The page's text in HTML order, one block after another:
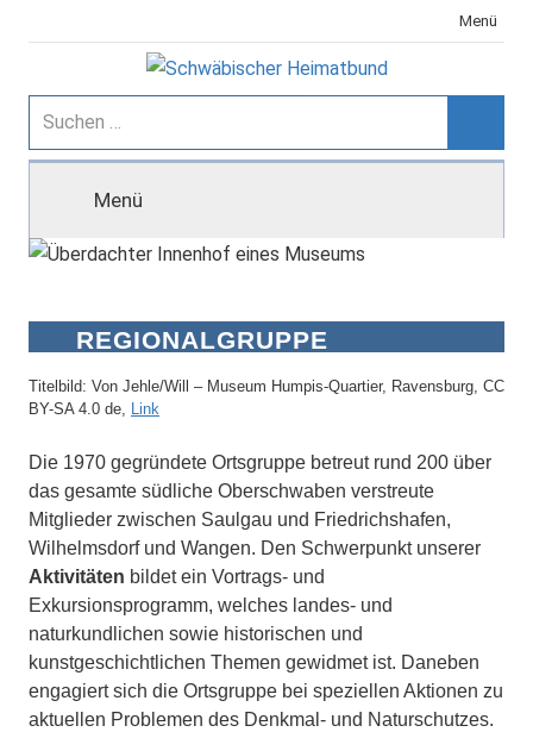
Inhalt
Menü
Schwäbischer
Heimatbund
Suchen
nach:
Menü
REGIONALGRUPPE
Titelbild: Von Jehle/Will – Museum Humpis-Quartier, Ravensburg, CC
BY-SA 4.0 de, Link
Die 1970 gegründete Ortsgruppe betreut rund 200 über
das gesamte südliche Oberschwaben verstreute
Mitglieder zwischen Saulgau und Friedrichshafen,
Wilhelmsdorf und Wangen. Den Schwerpunkt unserer
Aktivitäten bildet ein Vortrags- und
Exkursionsprogramm, welches landes- und
naturkundlichen sowie historischen und
kunstgeschichtlichen Themen gewidmet ist. Daneben
engagiert sich die Ortsgruppe bei speziellen Aktionen zu
aktuellen Problemen des Denkmal- und Naturschutzes.